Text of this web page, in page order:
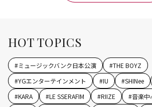
HOT TOPICS
#ミュージックバンク日本公演 #THE BOYZ
#YGエンターテインメント #IU #SHINee
#KARA #LE SSERAFIM #RIIZE #音楽中